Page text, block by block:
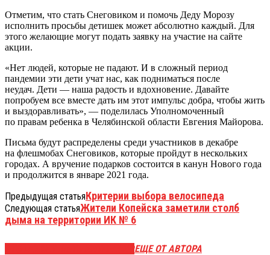
Отметим, что стать Снеговиком и помочь Деду Морозу
исполнить просьбы детишек может абсолютно каждый. Для
этого желающие могут подать заявку на участие на сайте
акции.
«Нет людей, которые не падают. И в сложный период
пандемии эти дети учат нас, как подниматься после
неудач. Дети — наша радость и вдохновение. Давайте
попробуем все вместе дать им этот импульс добра, чтобы жить
и выздоравливать», — поделилась Уполномоченный
по правам ребенка в Челябинской области Евгения Майорова.
Письма будут распределены среди участников в декабре
на флешмобах Снеговиков, которые пройдут в нескольких
городах. А вручение подарков состоится в канун Нового года
и продолжится в январе 2021 года.
Предыдущая статьяКритерии выбора велосипеда
Следующая статьяЖители Копейска заметили столб
дыма на территории ИК № 6
ЕЩЕ ОТ АВТОРА